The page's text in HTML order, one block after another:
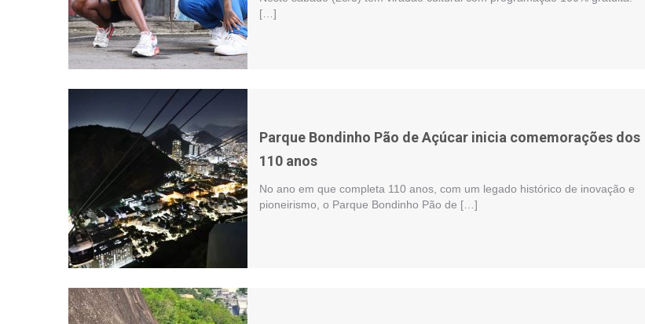
[…]
Parque Bondinho Pão de Açúcar inicia comemorações dos
110 anos
No ano em que completa 110 anos, com um legado histórico de inovação e
pioneirismo, o Parque Bondinho Pão de […]